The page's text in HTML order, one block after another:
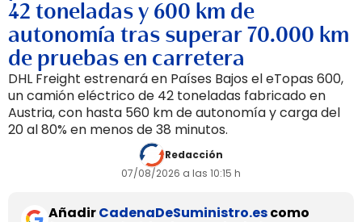
42 toneladas y 600 km de
autonomía tras superar 70.000 km
de pruebas en carretera
DHL Freight estrenará en Países Bajos el eTopas 600,
un camión eléctrico de 42 toneladas fabricado en
Austria, con hasta 560 km de autonomía y carga del
20 al 80% en menos de 38 minutos.
Redacción
07/08/2026 a las 10:15 h
AñadirCadenaDeSuministro.escomo